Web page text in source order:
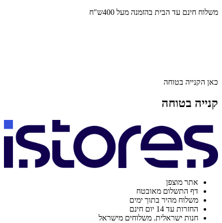
כאן הקנייה בטוחה
קנייה בטוחה
אתר מוצפן
דף התשלום מאובטח
משלוח מהיר בתוך ימים
החזרות עד 14 יום חינם
חנות ישראלית. משלוחים מישראל